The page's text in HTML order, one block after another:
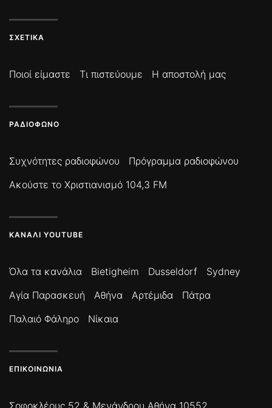
ΣΧΕΤΙΚΆ
Ποιοί είμαστε Τι πιστεύουμε Η αποστολή μας
ΡΑΔΙΌΦΩΝΟ
Συχνότητες ραδιοφώνου
Πρόγραμμα ραδιοφώνου
Ακούστε το Χριστιανισμό 104,3 FM
ΚΑΝΆΛΙ YOUTUBE
Όλα τα κανάλια Bietigheim Dusseldorf
Sydney
Αγία Παρασκευή
Αθήνα Αρτέμιδα
Πάτρα
Παλαιό Φάληρο
Νίκαια
ΕΠΙΚΟΙΝΩΝΊΑ